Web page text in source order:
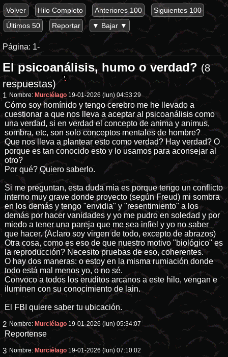
Volver Hilo Completo Anteriores 100
Siguientes 100
Últimos 50
Reportar ▼ Bajar ▼
Página: 1-
El psicoanálisis, humo o verdad? (8
respuestas)
1 Nombre: Murciélago 19-01-2026 (lun) 04:53:29
Cómo soy homínido y tengo cerebro me he llevado a
cuestionar a que nos lleva a aceptar al psicoanálisis como
una verdad, si en verdad el concepto de anima y animus,
sombra, etc, son solo conceptos mentales de hombre?
Que nos lleva a plantear esto como verdad? Hay verdad? O
porque es tan conocido esto y lo usamos para aconsejar al
otro?
Por qué? Quiero saberlo.
Si me preguntan, esta duda mia es porque tengo un conflicto
interno muy grave donde proyecto (según Freud) mi sombra
en los demás y tengo "envidia" y "resentimiento" a los
demás por hacer vanidades y yo me pudro en soledad y por
miedo a tener una pareja que me sea infiel y yo no saber
que hacer. (Aclaro soy virgen de todo, excepto de abrazos)
Otra cosa, como es eso de que nuestro motivo "biológico" es
la reproducción? Necesito pruebas de eso, coherentes.
O hay dos maneras: o estoy en la misma rumiación donde
todo está mal menos yo, o no sé.
Convoco a todos los eruditos arcanos a este hilo, vengan e
iluminen con su conocimiento de lain.
El FBI quiere saber tu ubicación.
2 Nombre: Murciélago 19-01-2026 (lun) 05:34:07
Reportense
3 Nombre: Murciélago 19-01-2026 (lun) 07:10:02